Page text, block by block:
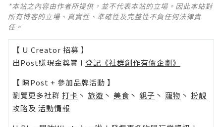
*本站之內容由作者所提供，並不代表本站的立場。因此本站對
所有博客的立場、真實性、準確性及完整性不負任何法律責
任。
【 U Creator 招募 】
出Post賺現金獎賞 l 登記《社群創作有價企劃》
【 睇Post + 參加品牌活動 】
瀏覽更多社群 打卡 丶 旅遊 丶 美食 丶 親子 丶 寵物 丶 扮靚
攻略及 活動情報